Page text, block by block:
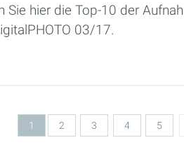
Sie hier die Top-10 der
03/17.
1 2 3 4 5